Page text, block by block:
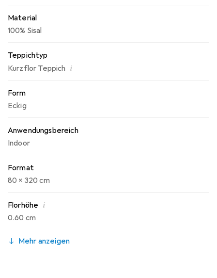
Material
100% Sisal
Teppichtyp
Kurzflor Teppich i
Form
Eckig
Anwendungsbereich
Indoor
Format
80 x 320 cm
Florhöhe i
0.60 cm
Mehr anzeigen